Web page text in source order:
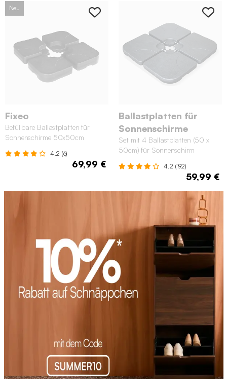
Neu
Fixeo
Befüllbare Ballastplatten für
Sonnenschirme 50x50cm
4.2 (6)
69,99 €
Ballastplatten für
Sonnenschirme
Set mit 4 Ballastplatten (50 x
50cm) für Sonnenschirm
4.2 (192)
59,99 €